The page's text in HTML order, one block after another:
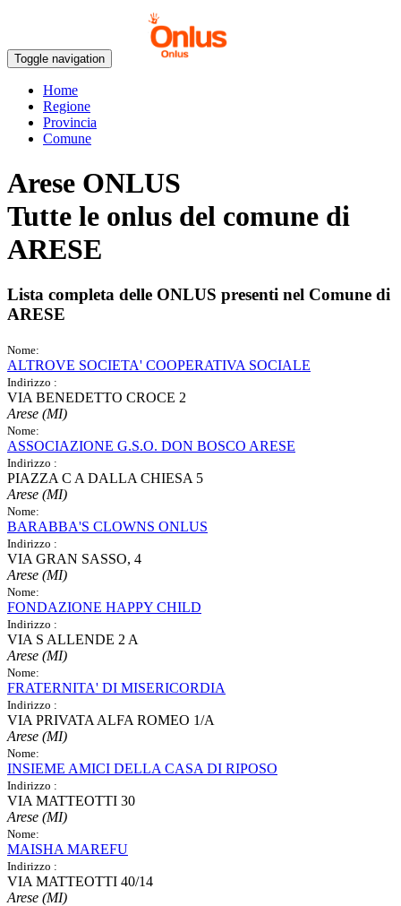
Toggle navigation
Home
Regione
Provincia
Comune
Arese ONLUS
Tutte le onlus del comune di
ARESE
Lista completa delle ONLUS presenti nel Comune di
ARESE
Nome:
ALTROVE SOCIETA' COOPERATIVA SOCIALE
Indirizzo :
VIA BENEDETTO CROCE 2
Arese (MI)
Nome:
ASSOCIAZIONE G.S.O. DON BOSCO ARESE
Indirizzo :
PIAZZA C A DALLA CHIESA 5
Arese (MI)
Nome:
BARABBA'S CLOWNS ONLUS
Indirizzo :
VIA GRAN SASSO, 4
Arese (MI)
Nome:
FONDAZIONE HAPPY CHILD
Indirizzo :
VIA S ALLENDE 2 A
Arese (MI)
Nome:
FRATERNITA' DI MISERICORDIA
Indirizzo :
VIA PRIVATA ALFA ROMEO 1/A
Arese (MI)
Nome:
INSIEME AMICI DELLA CASA DI RIPOSO
Indirizzo :
VIA MATTEOTTI 30
Arese (MI)
Nome:
MAISHA MAREFU
Indirizzo :
VIA MATTEOTTI 40/14
Arese (MI)